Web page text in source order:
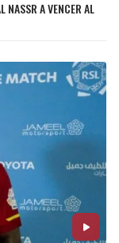
NASSR A VENCER AL